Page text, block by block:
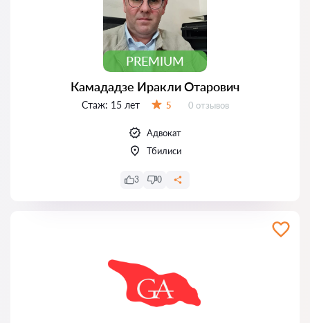
PREMIUM
Камададзе Иракли Отарович
Стаж: 15 лет 5 Отзывов:
0 отзывов
Адвокат
Тбилиси
3 0